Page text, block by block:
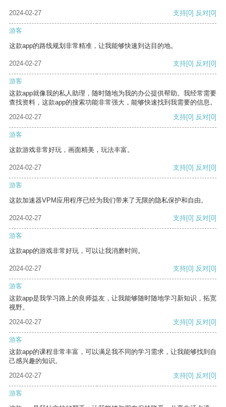
2024-02-27 支持[0] 反对[0]
游客
这款app的路线规划非常精准，让我能够快速到达目的地。
2024-02-27 支持[0] 反对[0]
游客
这款app就像我的私人助理，随时随地为我的办公提供帮助。我经常需要
查找资料，这款app的搜索功能非常强大，能够快速找到我需要的信息。
2024-02-27
支持[0] 反对[0]
游客
这款游戏非常好玩，画面精美，玩法丰富。
2024-02-27 支持[0] 反对[0]
游客
这款加速器VPM应用程序已经为我们带来了无限的隐私保护和自由。
2024-02-27 支持[0] 反对[0]
游客
这款app的游戏非常好玩，可以让我消磨时间。
2024-02-27 支持[0] 反对[0]
游客
这款app是我学习路上的良师益友，让我能够随时随地学习新知识，拓宽
视野。
2024-02-27
支持[0] 反对[0]
游客
这款app的课程非常丰富，可以满足我不同的学习需求，让我能够找到自
己感兴趣的知识。
2024-02-27
支持[0] 反对[0]
游客